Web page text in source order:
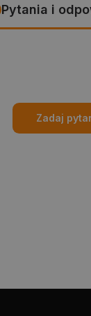
Pytania i
Zadaj